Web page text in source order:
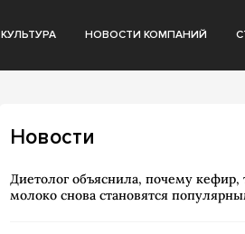
КУЛЬТУРА НОВОСТИ КОМПАНИЙ
Новости
Диетолог объяснила, почему кефир,
молоко снова становятся